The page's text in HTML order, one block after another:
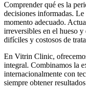
Comprender qué es la
decisiones informadas.
momento adecuado.
irreversibles en el hueso
difíciles y costosos de
En Vitrin Clinic,
integral. Combinamos la
internacionalmente con
siempre obtener